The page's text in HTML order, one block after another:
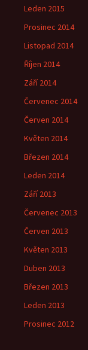
Leden 2015
Prosinec 2014
Listopad 2014
Říjen 2014
Září 2014
Červenec 2014
Červen 2014
Květen 2014
Březen 2014
Leden 2014
Září 2013
Červenec 2013
Červen 2013
Květen 2013
Duben 2013
Březen 2013
Leden 2013
Prosinec 2012